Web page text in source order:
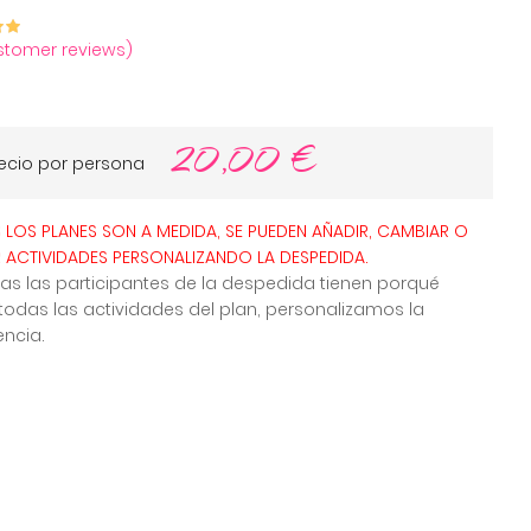
reviews)
por persona 20,00€
PLANES SON A MEDIDA, SE PUEDEN AÑADIR, CAMBIAR O
ACTIVIDADES PERSONALIZANDO LA DESPEDIDA.
las participantes de la despedida tienen porqué
las actividades del plan, personalizamos la